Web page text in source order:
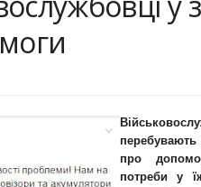
про
потреби у